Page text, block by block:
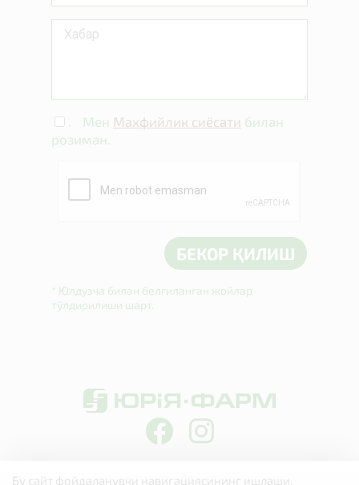
Бу сайт фойдаланувчи навигациясининг ишлаши,
. Мен Махфийлик сиёсати билан
розиман.
* Юлдузча билан белгиланган жойлар
тўлдирилиши шарт.